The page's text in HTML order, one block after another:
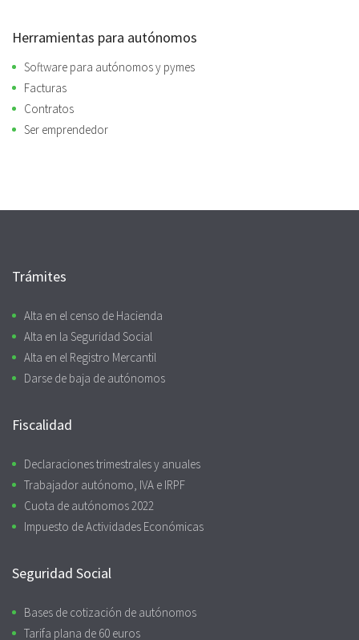
Herramientas para autónomos
Software para autónomos y pymes
Facturas
Contratos
Ser emprendedor
Trámites
Alta en el censo de Hacienda
Alta en la Seguridad Social
Alta en el Registro Mercantil
Darse de baja de autónomos
Fiscalidad
Declaraciones trimestrales y anuales
Trabajador autónomo, IVA e IRPF
Cuota de autónomos 2022
Impuesto de Actividades Económicas
Seguridad Social
Bases de cotización de autónomos
Tarifa plana de 60 euros